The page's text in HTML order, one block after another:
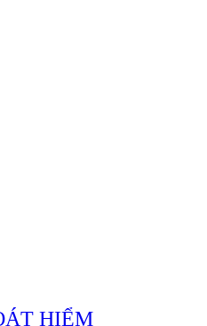
HIỂM